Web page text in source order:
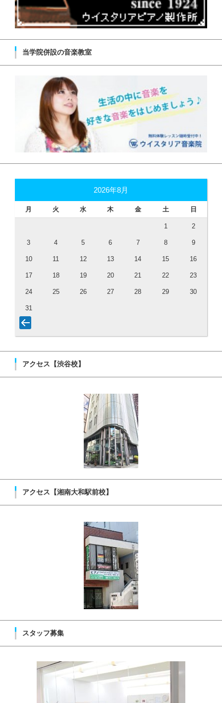
当学院併設の音楽教室
2026年8月
月 火 水 木 金 土 日
1 2
3 4 5 6 7 8 9
10 11 12 13 14 15 16
17 18 19 20 21 22 23
24 25 26 27 28 29 30
31
アクセス【渋谷校】
アクセス【湘南大和駅前校】
スタッフ募集